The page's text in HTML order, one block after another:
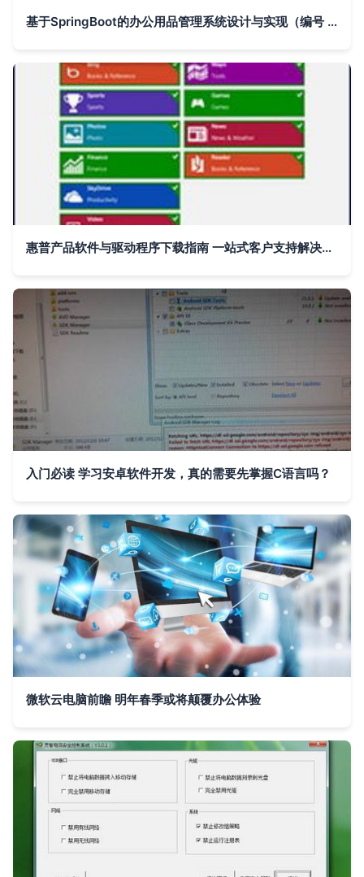
基于SpringBoot的办公用品管理系统设计与实现（编号 y758m）——计算机毕业设计全案
惠普产品软件与驱动程序下载指南 一站式客户支持解决方案
入门必读 学习安卓软件开发，真的需要先掌握C语言吗？
微软云电脑前瞻 明年春季或将颠覆办公体验